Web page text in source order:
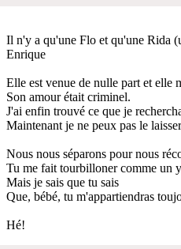
Il n'y a qu'une Flo et qu'une Rida
Enrique
Elle est venue de nulle part et elle
Son amour était criminel.
J'ai enfin trouvé ce que je
Maintenant je ne peux pas le
Nous nous séparons pour nous
Tu me fait tourbilloner comme un
Mais je sais que tu sais
Que, bébé, tu m'appartiendras
Hé!